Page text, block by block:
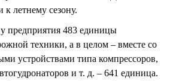
к летнему сезону.
предприятия 483 единицы
техники, а в целом – вместе со
устройствами типа компрессоров,
и т. д. – 641 единица.